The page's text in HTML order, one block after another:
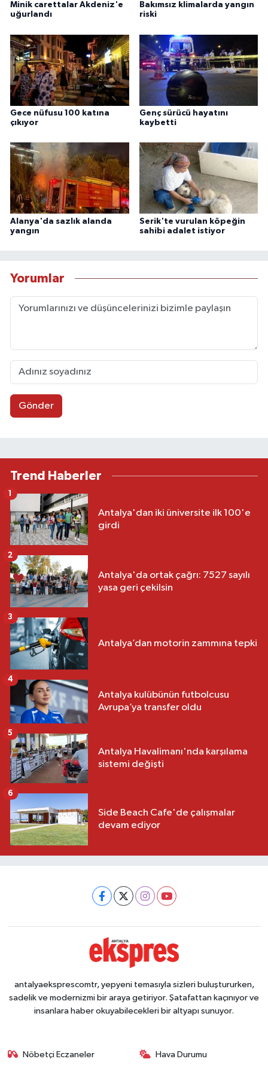
Minik carettalar Akdeniz'e
uğurlandı
Bakımsız klimalarda yangın
riski
Gece nüfusu 100 katına
çıkıyor
Genç sürücü hayatını
kaybetti
Alanya'da sazlık alanda
yangın
Serik'te vurulan köpeğin
sahibi adalet istiyor
Yorumlar
Gönder
Trend Haberler
Antalya'dan iki üniversite ilk 100'e
girdi
1
Antalya'da ortak çağrı: 7527 sayılı
yasa geri çekilsin
2
Antalya’dan motorin zammına tepki
3
Antalya kulübünün futbolcusu
Avrupa’ya transfer oldu
4
Antalya Havalimanı'nda karşılama
sistemi değişti
5
Side Beach Cafe'de çalışmalar
devam ediyor
6
antalyaeksprescomtr, yepyeni temasıyla sizleri buluştururken,
sadelik ve modernizmi bir araya getiriyor. Şatafattan kaçınıyor ve
insanlara haber okuyabilecekleri bir altyapı sunuyor.
Nöbetçi Eczaneler Hava Durumu